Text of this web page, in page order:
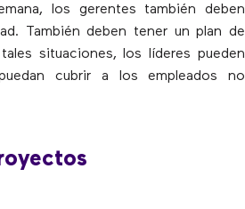
los gerentes también deben
También deben tener un plan de
situaciones, los líderes pueden
cubrir a los empleados no